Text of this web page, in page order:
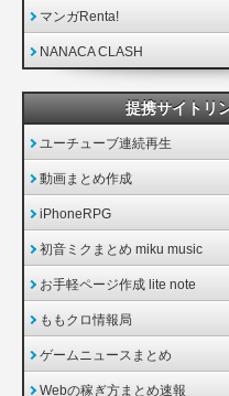
マンガRenta!
NANACA CLASH
提携サイトリ
ユーチューブ連続再生
動画まとめ作成
iPhoneRPG
初音ミクまとめ miku music
お手軽ページ作成 lite note
ももクロ情報局
ゲームニュースまとめ
Webの稼ぎ方まとめ速報